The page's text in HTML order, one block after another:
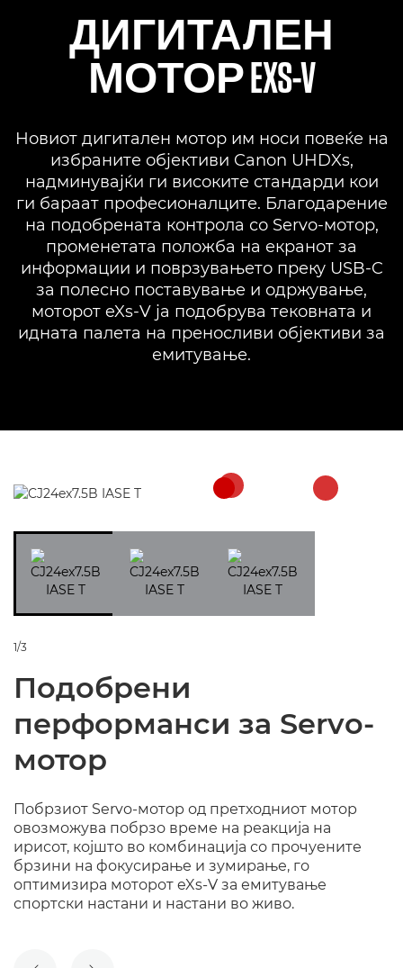
ДИГИТАЛЕН
МОТОР EXS-V
Новиот дигитален мотор им носи повеќе на
избраните објективи Canon UHDXs,
надминувајќи ги високите стандарди кои
ги бараат професионалците. Благодарение
на подобрената контрола со Servo-мотор,
променетата положба на екранот за
информации и поврзувањето преку USB-C
за полесно поставување и одржување,
моторот eXs-V ја подобрува тековната и
идната палета на преносливи објективи за
емитување.
1/3
Подобрени
перформанси за Servo-
мотор
Побрзиот Servo-мотор од претходниот мотор
овозможува побрзо време на реакција на
ирисот, којшто во комбинација со прочуените
брзини на фокусирање и зумирање, го
оптимизира моторот eXs-V за емитување
спортски настани и настани во живо.